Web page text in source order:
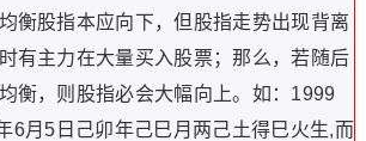
衡股指本应向下，但股指走势出现背离
有主力在大量买入股票；那么，若随后
衡，则股指必会大幅向上。如：1999
6月5日己卯年己巳月两己土得巳火生,而